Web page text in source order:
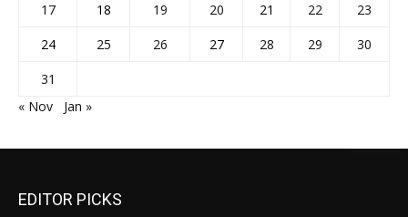
17
18 19 20 21 22
23
24
25 26 27 28 29
30
31
« Nov
Jan »
EDITOR PICKS